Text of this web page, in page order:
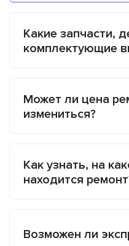
Какие запчасти,
комплектующие
Может ли цена
измениться?
Как узнать, на
находится
Возможен ли